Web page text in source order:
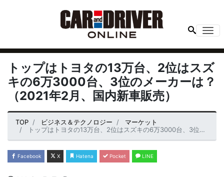
トップはトヨタの13万台、2位はスズ
キの6万3000台、3位のメーカーは？
（2021年2月、国内新車販売）
TOP ビジネス＆テクノロジー
マーケット
トップはトヨタの13万台、2位はスズキの6万3000台、3位のメーカーは？（2021年2月、国内新車販売）
Facebook X Hatena Pocket LINE